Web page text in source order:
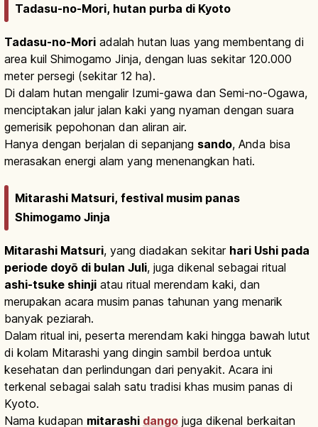
Tadasu-no-Mori, hutan purba di Kyoto
Tadasu-no-Mori adalah hutan luas yang membentang di
area kuil Shimogamo Jinja, dengan luas sekitar 120.000
meter persegi (sekitar 12 ha).
Di dalam hutan mengalir Izumi-gawa dan Semi-no-Ogawa,
menciptakan jalur jalan kaki yang nyaman dengan suara
gemerisik pepohonan dan aliran air.
Hanya dengan berjalan di sepanjang sando, Anda bisa
merasakan energi alam yang menenangkan hati.
Mitarashi Matsuri, festival musim panas
Shimogamo Jinja
Mitarashi Matsuri, yang diadakan sekitar hari Ushi pada
periode doyō di bulan Juli, juga dikenal sebagai ritual
ashi-tsuke shinji atau ritual merendam kaki, dan
merupakan acara musim panas tahunan yang menarik
banyak peziarah.
Dalam ritual ini, peserta merendam kaki hingga bawah lutut
di kolam Mitarashi yang dingin sambil berdoa untuk
kesehatan dan perlindungan dari penyakit. Acara ini
terkenal sebagai salah satu tradisi khas musim panas di
Kyoto.
Nama kudapan mitarashi dango juga dikenal berkaitan